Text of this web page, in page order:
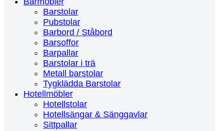
Barstolar
Pubstolar
Barbord / Ståbord
Barsoffor
Barpallar
Barstolar i trä
Metall barstolar
Tygklädda Barstolar
Hotellmöbler
Hotellstolar
Hotellsängar & Sänggavlar
Sittpallar